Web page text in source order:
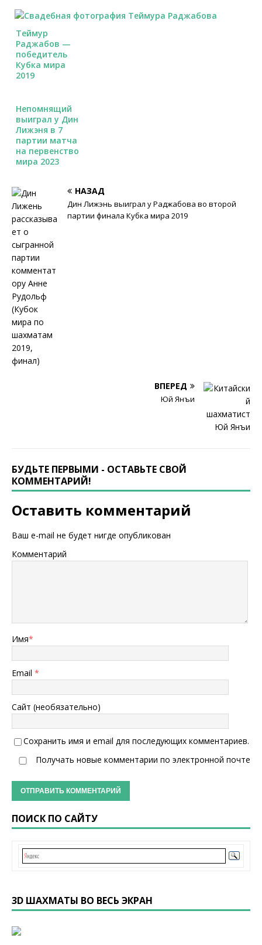
Теймур
Раджабов —
победитель
Кубка мира
2019
Непомнящий
выиграл у Дин
Лижэня в 7
партии матча
на первенство
мира 2023
НАЗАД
Дин Лижэнь выиграл у Раджабова во второй
партии финала Кубка мира 2019
ВПЕРЕД
Юй Янъи
БУДЬТЕ ПЕРВЫМИ - ОСТАВЬТЕ СВОЙ
КОММЕНТАРИЙ!
Оставить комментарий
Ваш e-mail не будет нигде опубликован
Комментарий
Имя*
Email *
Сайт (необязательно)
Сохранить имя и email для последующих комментариев.
Получать новые комментарии по электронной почте
ПОИСК ПО САЙТУ
3D ШАХМАТЫ ВО ВЕСЬ ЭКРАН